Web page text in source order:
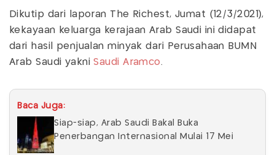
Dikutip dari laporan The Richest, Jumat (12/3/2021),
kekayaan keluarga kerajaan Arab Saudi ini didapat
dari hasil penjualan minyak dari Perusahaan BUMN
Arab Saudi yakniSaudi Aramco .
Baca Juga:
Siap-siap, Arab Saudi Bakal Buka
Penerbangan Internasional Mulai 17 Mei